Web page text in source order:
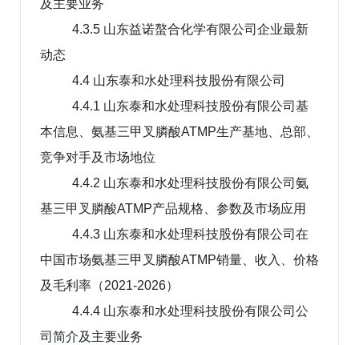
及主要业务
4.3.5 山东益诺螯合化学有限公司企业最新
动态
4.4 山东泰和水处理科技股份有限公司
4.4.1 山东泰和水处理科技股份有限公司基
本信息、氨基三甲叉膦酸ATMP生产基地、总部、
竞争对手及市场地位
4.4.2 山东泰和水处理科技股份有限公司氨
基三甲叉膦酸ATMP产品规格、参数及市场应用
4.4.3 山东泰和水处理科技股份有限公司在
中国市场氨基三甲叉膦酸ATMP销量、收入、价格
及毛利率（2021-2026）
4.4.4 山东泰和水处理科技股份有限公司公
司简介及主要业务